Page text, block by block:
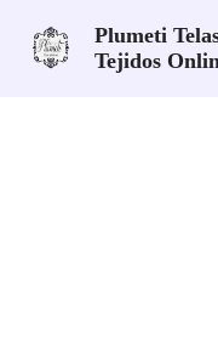
Plumeti
Tejidos